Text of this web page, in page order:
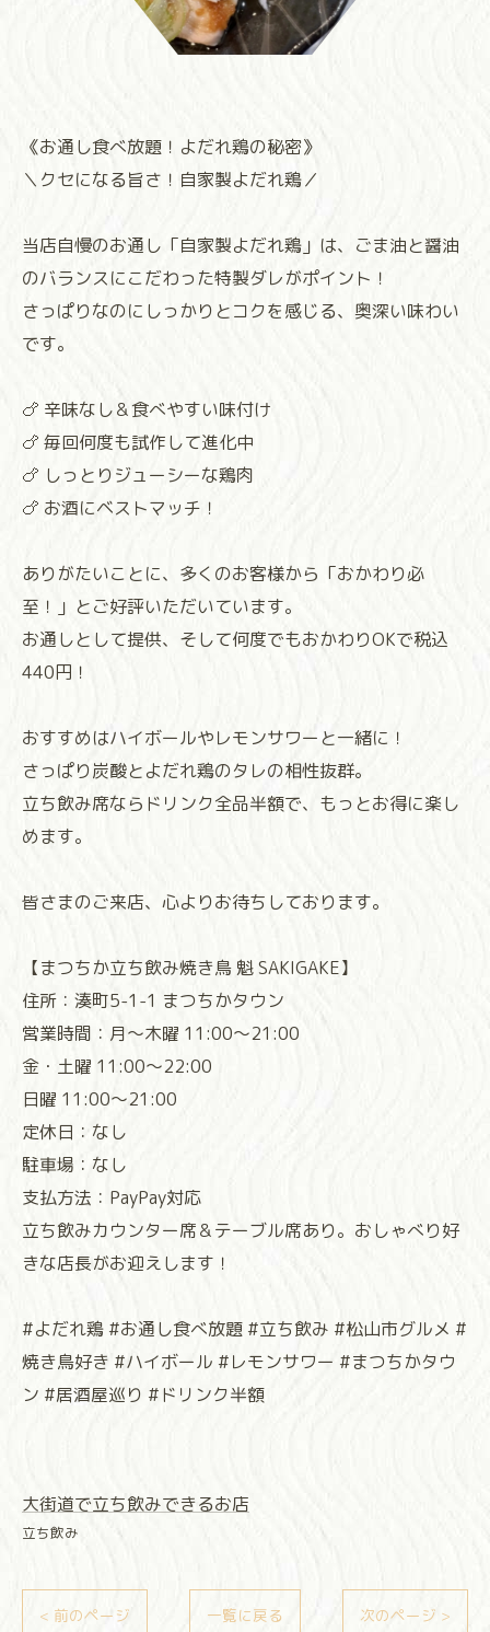
《お通し食べ放題！よだれ鶏の秘密》
＼クセになる旨さ！自家製よだれ鶏／
当店自慢のお通し「自家製よだれ鶏」は、ごま油と醤油
のバランスにこだわった特製ダレがポイント！
さっぱりなのにしっかりとコクを感じる、奥深い味わい
です。
🍗 辛味なし＆食べやすい味付け
🍗 毎回何度も試作して進化中
🍗 しっとりジューシーな鶏肉
🍗 お酒にベストマッチ！
ありがたいことに、多くのお客様から「おかわり必
至！」とご好評いただいています。
お通しとして提供、そして何度でもおかわりOKで税込
440円！
おすすめはハイボールやレモンサワーと一緒に！
さっぱり炭酸とよだれ鶏のタレの相性抜群。
立ち飲み席ならドリンク全品半額で、もっとお得に楽し
めます。
皆さまのご来店、心よりお待ちしております。
【まつちか立ち飲み焼き鳥 魁 SAKIGAKE】
住所：湊町5-1-1 まつちかタウン
営業時間：月～木曜 11:00～21:00
金・土曜 11:00～22:00
日曜 11:00～21:00
定休日：なし
駐車場：なし
支払方法：PayPay対応
立ち飲みカウンター席＆テーブル席あり。おしゃべり好
きな店長がお迎えします！
#よだれ鶏 #お通し食べ放題 #立ち飲み #松山市グルメ #
焼き鳥好き #ハイボール #レモンサワー #まつちかタウ
ン #居酒屋巡り #ドリンク半額
大街道で立ち飲みできるお店
立ち飲み
< 前のページ 一覧に戻る 次のページ >